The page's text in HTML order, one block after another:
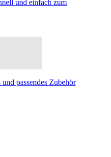
und einfach zum
passendes Zubehör